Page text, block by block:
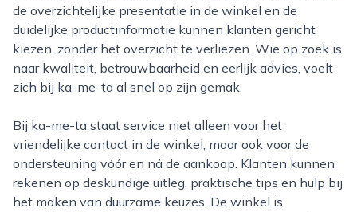
de overzichtelijke presentatie in de winkel en de
duidelijke productinformatie kunnen klanten gericht
kiezen, zonder het overzicht te verliezen. Wie op zoek is
naar kwaliteit, betrouwbaarheid en eerlijk advies, voelt
zich bij ka-me-ta al snel op zijn gemak.
Bij ka-me-ta staat service niet alleen voor het
vriendelijke contact in de winkel, maar ook voor de
ondersteuning vóór en ná de aankoop. Klanten kunnen
rekenen op deskundige uitleg, praktische tips en hulp bij
het maken van duurzame keuzes. De winkel is